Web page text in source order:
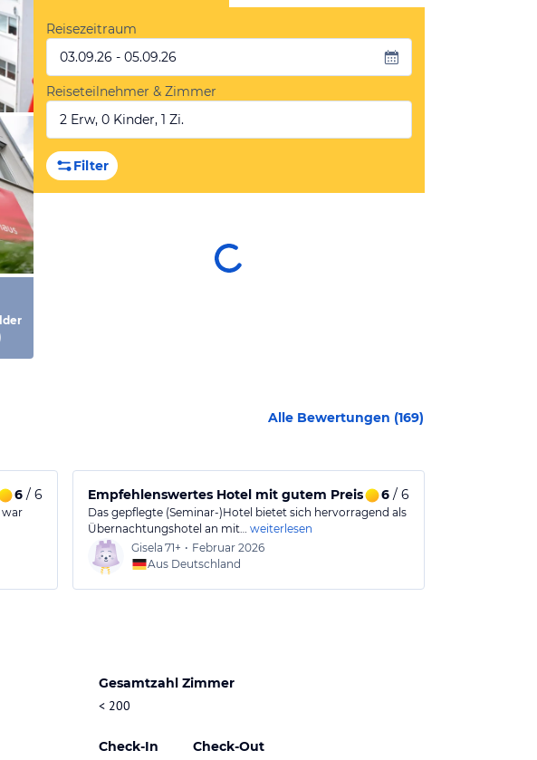
Reisezeitraum
03.09.26 - 05.09.26
Reiseteilnehmer & Zimmer
2 Erw, 0 Kinder, 1 Zi.
Filter
Alle Bewertungen (169)
6/ 6
war
Empfehlenswertes Hotel mit gutem Preis-/Leistungsverhältnis
6/ 6
Das gepflegte (Seminar-)Hotel bietet sich hervorragend als
Übernachtungshotel an mit… weiterlesen
Gisela 71+ • Februar 2026
Aus Deutschland
Gesamtzahl Zimmer
< 200
Check-In
Check-Out